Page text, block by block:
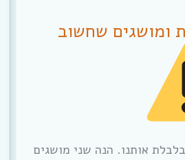
ומושגים שחשוב
אותנו. הנה שני מושגים